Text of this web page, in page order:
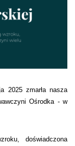
2025 zmarła nasza
Ośrodka - w
doświadczona